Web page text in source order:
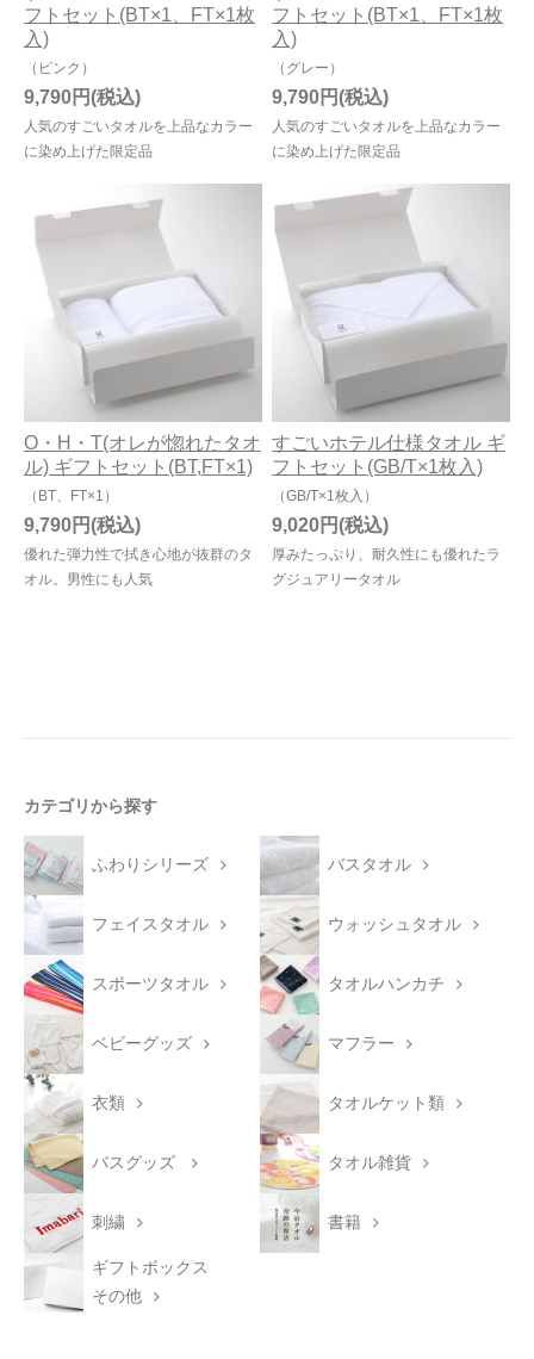
フトセット(BT×1、FT×1枚
入)
（ピンク）
人気のすごいタオルを上品なカラー
に染め上げた限定品
9,790円
フトセット(BT×1、FT×1枚
入)
（グレー）
人気のすごいタオルを上品なカラー
に染め上げた限定品
9,790円
O・H・T(オレが惚れたタオ
ル) ギフトセット(BT,FT×1)
（BT、FT×1）
優れた弾力性で拭き心地が抜群のタ
オル。男性にも人気
9,790円
すごいホテル仕様タオル ギ
フトセット(GB/T×1枚入)
（GB/T×1枚入）
厚みたっぷり、耐久性にも優れたラ
グジュアリータオル
9,020円
カテゴリから探す
ふわりシリーズ バスタオル
フェイスタオル ウォッシュタオル
スポーツタオル タオルハンカチ
ベビーグッズ マフラー
衣類 タオルケット類
バスグッズ タオル雑貨
刺繍 書籍
ギフトボックス
その他